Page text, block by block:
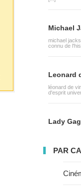
Michael
michael
connu de
Leonard
léonard de
d'esprit
Lady
PAR